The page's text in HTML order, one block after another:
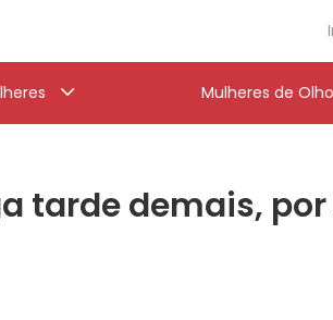
Mulheres de Olho
tarde demais,